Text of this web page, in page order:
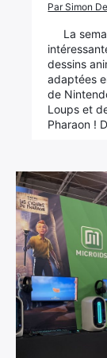
Par Simon
La
dessins
adaptées
de
Loups et
Pharaon !